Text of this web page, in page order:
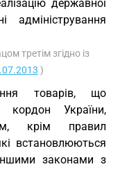
державної
адміністрування
третім згідно із
)
товарів, що
кордон України,
крім правил
встановлюються
законами з